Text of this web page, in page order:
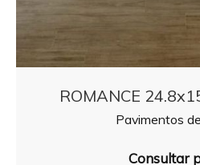
ROMANCE
Pavimentos
Consultar